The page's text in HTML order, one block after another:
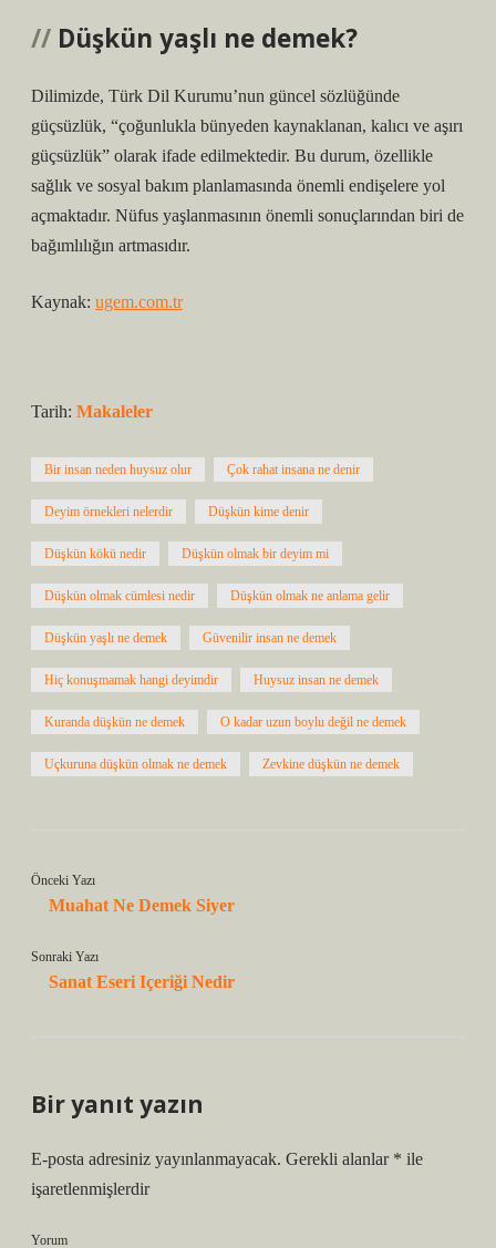
Düşkün yaşlı ne demek?
Dilimizde, Türk Dil Kurumu’nun güncel sözlüğünde
güçsüzlük, “çoğunlukla bünyeden kaynaklanan, kalıcı ve aşırı
güçsüzlük” olarak ifade edilmektedir. Bu durum, özellikle
sağlık ve sosyal bakım planlamasında önemli endişelere yol
açmaktadır. Nüfus yaşlanmasının önemli sonuçlarından biri de
bağımlılığın artmasıdır.
Kaynak: ugem.com.tr
Tarih: Makaleler
Bir insan neden huysuz olur Çok rahat insana ne denir
Deyim örnekleri nelerdir Düşkün kime denir
Düşkün kökü nedir Düşkün olmak bir deyim mi
Düşkün olmak cümlesi nedir Düşkün olmak ne anlama gelir
Düşkün yaşlı ne demek Güvenilir insan ne demek
Hiç konuşmamak hangi deyimdir Huysuz insan ne demek
Kuranda düşkün ne demek O kadar uzun boylu değil ne demek
Uçkuruna düşkün olmak ne demek Zevkine düşkün ne demek
Önceki Yazı
Muahat Ne Demek Siyer
Sonraki Yazı
Sanat Eseri Içeriği Nedir
Bir yanıt yazın
E-posta adresiniz yayınlanmayacak. Gerekli alanlar * ile
işaretlenmişlerdir
Yorum